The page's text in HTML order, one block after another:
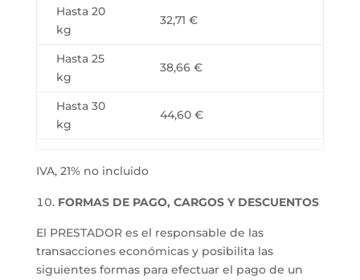
Hasta 20
kg
32,71 €
Hasta 25
kg
38,66 €
Hasta 30
kg
44,60 €
IVA, 21% no incluido
FORMAS DE PAGO, CARGOS Y DESCUENTOS
El PRESTADOR es el responsable de las
transacciones económicas y posibilita las
siguientes formas para efectuar el pago de un